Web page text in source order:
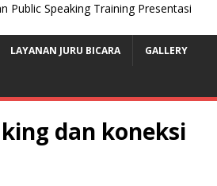
LAYANAN JURU BICARA GALLERY
dan koneksi